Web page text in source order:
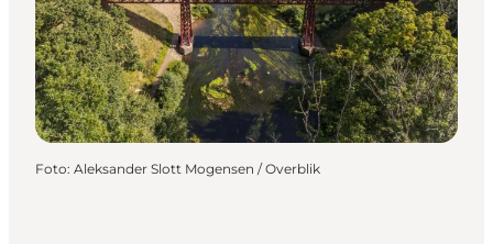
Foto: Aleksander Slott Mogensen / Overblik